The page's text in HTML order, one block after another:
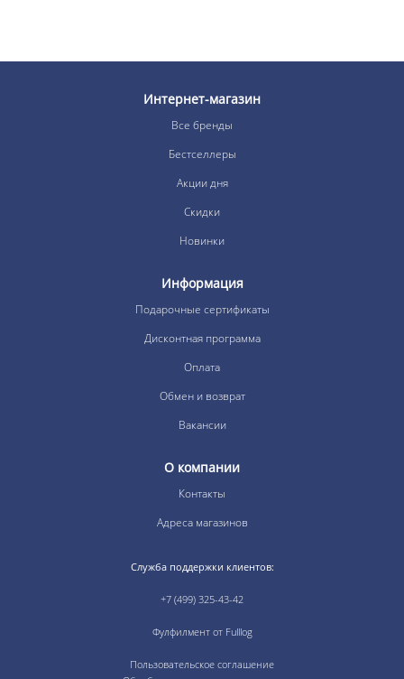
Интернет-магазин
Все бренды
Бестселлеры
Акции дня
Скидки
Новинки
Информация
Подарочные сертификаты
Дисконтная программа
Оплата
Обмен и возврат
Вакансии
О компании
Контакты
Адреса магазинов
Служба поддержки клиентов:
+7 (499) 325-43-42
Фулфилмент от Fulllog
Пользовательское соглашение